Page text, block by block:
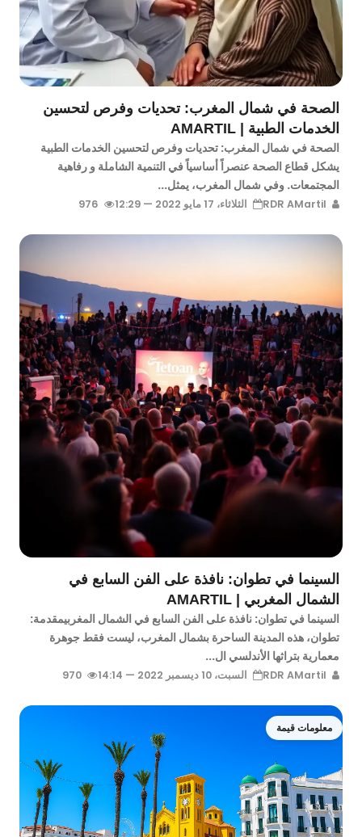
الصحة في شمال المغرب: تحديات وفرص لتحسين
الخدمات الطبية | AMARTIL
الصحة في شمال المغرب: تحديات وفرص لتحسين الخدمات الطبية
يشكل قطاع الصحة عنصراً أساسياً في التنمية الشاملة و رفاهية
المجتمعات. وفي شمال المغرب، يمثل...
الثلاثاء، 17 مايو 2022 — 12:29
السينما في تطوان: نافذة على الفن السابع في
الشمال المغربي | AMARTIL
السينما في تطوان: نافذة على الفن السابع في الشمال المغربيمقدمة:
تطوان، هذه المدينة الساحرة بشمال المغرب، ليست فقط جوهرة
معمارية بتراثها الأندلسي ال...
السبت، 10 ديسمبر 2022 — 14:14
معلومات قيمة